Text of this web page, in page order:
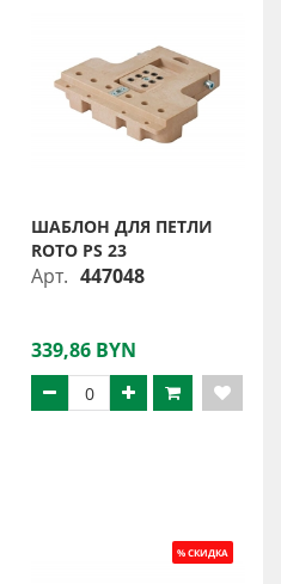
ШАБЛОН ДЛЯ ПЕТЛИ
ROTO PS 23
Арт. 447048
339,86 BYN